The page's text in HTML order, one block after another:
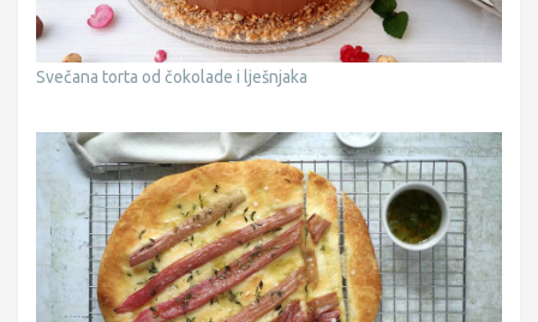
Svečana torta od čokolade i lješnjaka